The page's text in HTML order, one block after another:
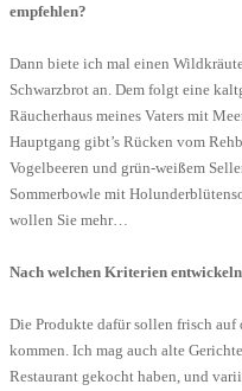
empfehlen?
Dann biete ich mal einen
Schwarzbrot an. Dem folgt eine
Räucherhaus meines Vaters mit
Hauptgang gibt’s Rücken vom
Vogelbeeren und grün-weißem
Sommerbowle mit
wollen Sie mehr…
Nach welchen Kriterien
Die Produkte dafür sollen frisch
kommen. Ich mag auch alte
Restaurant gekocht haben, und